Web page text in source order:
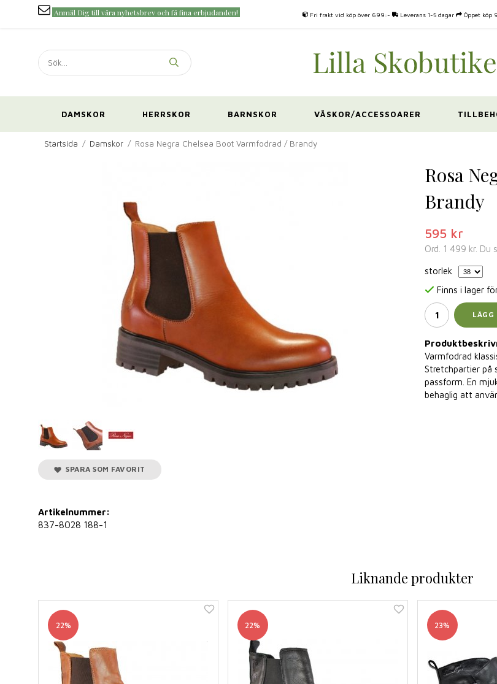
Anmäl Dig till våra nyhetsbrev och få fina erbjudanden! Fri frakt vid köp över 699:- Leverans 1-5 dagar Öppet köp
DAMSKOR HERRSKOR BARNSKOR VÄSKOR/ACCESSOARER
Startsida / Damskor / Rosa Negra Chelsea Boot Varmfodrad / Brandy
Rosa
Brandy
595 kr
Ord. 1 499 kr. Du
storlek
Finns i lager
LÄGG
Varmfodrad
Stretchpartier på
passform. En
behaglig att
SPARA SOM FAVORIT
Artikelnummer:
837-8028 188-1
Liknande produkter
22% 22% 23%